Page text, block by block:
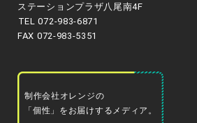
ステーションプラザ八尾南4F
TEL 072-983-6871
FAX 072-983-5351
制作会社オレンジの
「個性」をお届けするメディア。